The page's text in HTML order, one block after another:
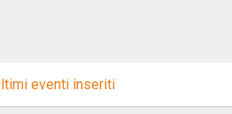
eventi inseriti